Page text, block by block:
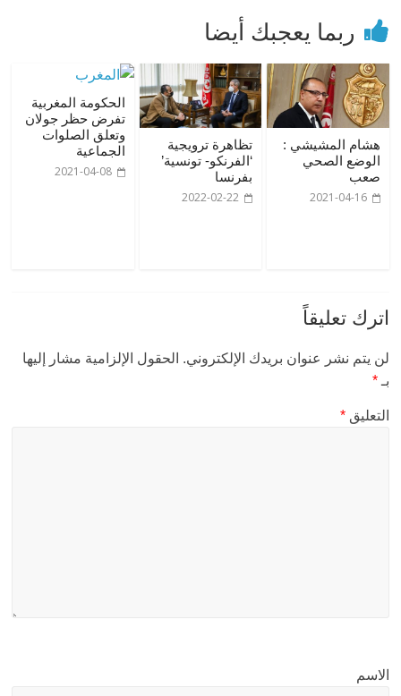
ربما يعجبك أيضا
هشام المشيشي :
الوضع الصحي
صعب
2021-04-16
تظاهرة ترويجية
‘الفرنكو- تونسية’
بفرنسا
2022-02-22
الحكومة المغربية
تفرض حظر جولان
وتعلق الصلوات
الجماعية
2021-04-08
اترك تعليقاً
لن يتم نشر عنوان بريدك الإلكتروني. الحقول الإلزامية مشار إليها
بـ*
التعليق*
الاسم